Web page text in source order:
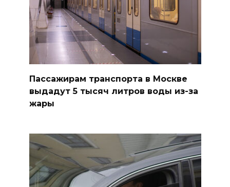
Пассажирам транспорта в Москве
выдадут 5 тысяч литров воды из-за
жары